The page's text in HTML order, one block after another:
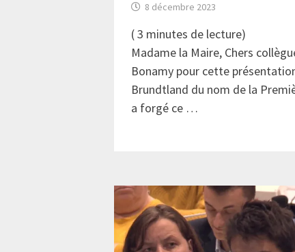
8 décembre 2023
(3 minutes de lecture)
Madame la Maire, Chers
Bonamy pour cette
Brundtland du nom de la
a forgé ce …